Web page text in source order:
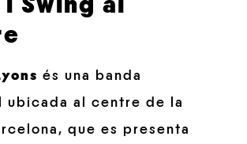
és una banda
ubicada al centre de la
que es presenta